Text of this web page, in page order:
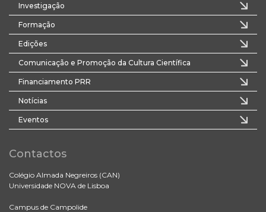
Investigação
Formação
Edições
Comunicação e Promoção da Cultura Científica
Financiamento PRR
Notícias
Eventos
Contactos
Colégio Almada Negreiros (CAN)
Universidade NOVA de Lisboa
Campus de Campolide